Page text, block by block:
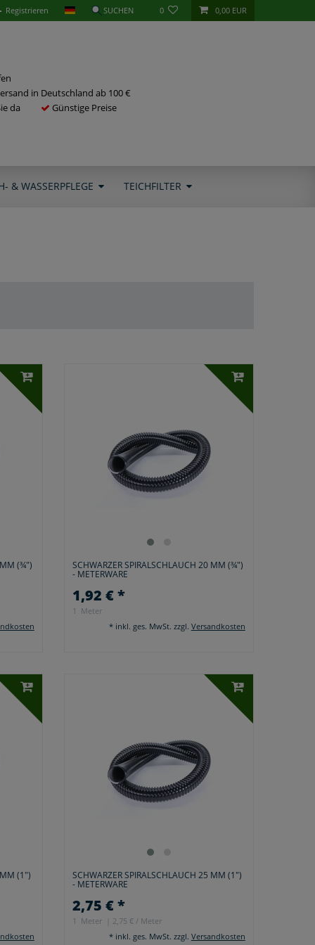
Registrieren 0 0,00 EUR
in Deutschland ab 100 €
da
Günstige Preise
& WASSERPFLEGE TEICHFILTER
MM (¾") SCHWARZER SPIRALSCHLAUCH 20 MM (¾")
- METERWARE
1,92 € *
1 Meter
* inkl. ges. MwSt. zzgl. Versandkosten
(1") SCHWARZER SPIRALSCHLAUCH 25 MM (1")
- METERWARE
2,75 € *
1 Meter
| 2,75 € / Meter
* inkl. ges. MwSt. zzgl. Versandkosten